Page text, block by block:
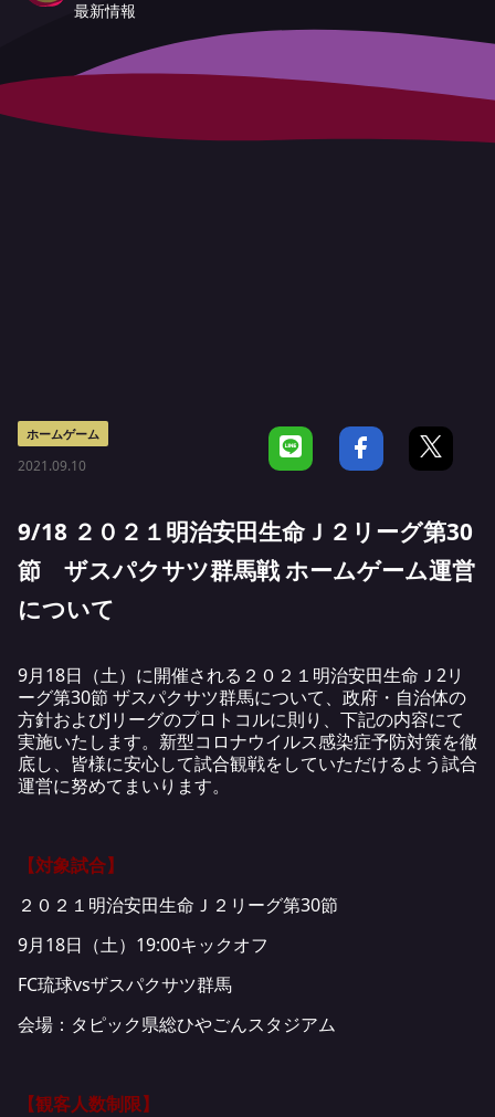
最新情報
ホームゲーム
2021.09.10
9/18 ２０２１明治安田生命Ｊ２リーグ第30
節 ザスパクサツ群馬戦 ホームゲーム運営
について
9月18日（土）に開催される２０２１明治安田生命Ｊ2リ
ーグ第30節 ザスパクサツ群馬について、政府・自治体の
方針およびJリーグのプロトコルに則り、下記の内容にて
実施いたします。新型コロナウイルス感染症予防対策を徹
底し、皆様に安心して試合観戦をしていただけるよう試合
運営に努めてまいります。
【対象試合】
２０２１明治安田生命Ｊ２リーグ第30節
9月18日（土）19:00キックオフ
FC琉球vsザスパクサツ群馬
会場：タピック県総ひやごんスタジアム
【観客人数制限】